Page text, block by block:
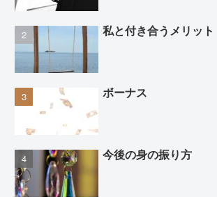
私と付き合うメリット
ボーナス
今後の身の振り方